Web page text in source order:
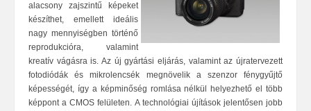
alacsony zajszintű képeket
készíthet, emellett ideális
nagy mennyiségben történő
reprodukcióra, valamint
kreatív vágásra is. Az új gyártási eljárás, valamint az újratervezett
fotodiódák és mikrolencsék megnövelik a szenzor fénygyűjtő
képességét, így a képminőség romlása nélkül helyezhető el több
képpont a CMOS felületen. A technológiai újítások jelentősen jobb